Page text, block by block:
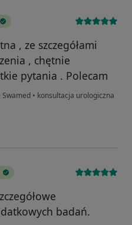
, ze szczegółami
, chętnie
pytania . Polecam
Swamed • konsultacja urologiczna
badań.